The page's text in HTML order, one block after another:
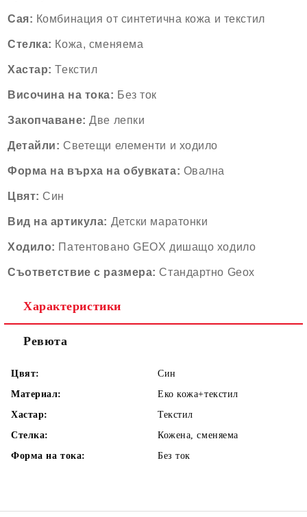
Сая: Комбинация от синтетична кожа и текстил
Стелка: Кожа, сменяема
Хастар: Текстил
Височина на тока: Без ток
Закопчаване: Две лепки
Детайли:Светещи елементи и ходило
Форма на върха на обувката: Овална
Цвят: Син
Вид на артикула: Детски маратонки
Ходило: Патентовано GEOX дишащо ходило
Съответствие с размера: Стандартно Geox
Характеристики
Ревюта
Цвят:
Син
Материал:
Еко кожа+текстил
Хастар:
Текстил
Стелка:
Кожена, сменяема
Форма на тока:
Без ток